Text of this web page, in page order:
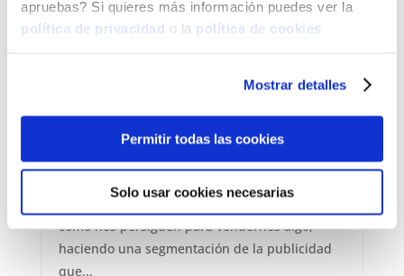
apruebas? Si quieres más información puedes ver la
política de privacidad o la política de cookies
Mostrar detalles
Permitir todas las cookies
Solo usar cookies necesarias
FACEBOOK Y CUMPLIR CON EL
RGPD
Amo el marketing, me encanta aprender sobre
la persuasión de compra, ya sea por mejorar
lugar donde se coloca un botón, y sobre todo,
cómo nos persiguen para vendernos algo,
haciendo una segmentación de la publicidad
que...